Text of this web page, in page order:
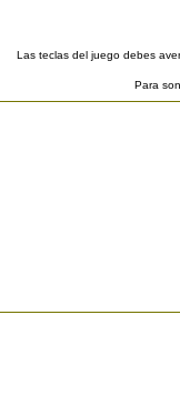
Las teclas del juego debes
Para